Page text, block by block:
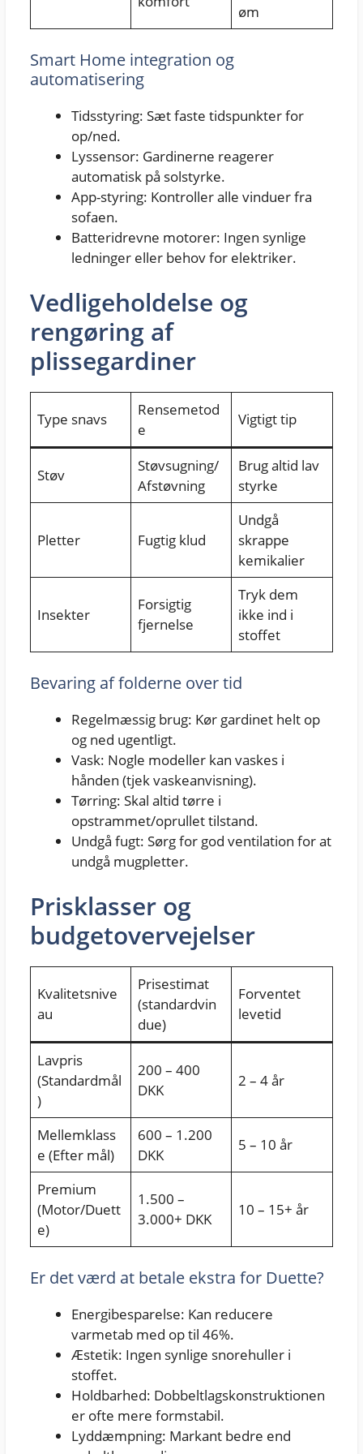
øm
Smart Home integration og
automatisering
Tidsstyring: Sæt faste tidspunkter for
op/ned.
Lyssensor: Gardinerne reagerer
automatisk på solstyrke.
App-styring: Kontroller alle vinduer fra
sofaen.
Batteridrevne motorer: Ingen synlige
ledninger eller behov for elektriker.
Vedligeholdelse og
rengøring af
plissegardiner
Type snavs
Rensemetod
e
Vigtigt tip
Støv
Støvsugning/
Afstøvning
Brug altid lav
styrke
Pletter Fugtig klud
Undgå
skrappe
kemikalier
Insekter
Forsigtig
fjernelse
Tryk dem
ikke ind i
stoffet
Bevaring af folderne over tid
Regelmæssig brug: Kør gardinet helt op
og ned ugentligt.
Vask: Nogle modeller kan vaskes i
hånden (tjek vaskeanvisning).
Tørring: Skal altid tørre i
opstrammet/oprullet tilstand.
Undgå fugt: Sørg for god ventilation for at
undgå mugpletter.
Prisklasser og
budgetovervejelser
Kvalitetsnive
au
Prisestimat
(standardvin
due)
Forventet
levetid
Lavpris
(Standardmål
)
200 – 400
DKK
2 – 4 år
Mellemklass
e (Efter mål)
600 – 1.200
DKK
5 – 10 år
Premium
(Motor/Duett
e)
1.500 –
3.000+ DKK
10 – 15+ år
Er det værd at betale ekstra for Duette?
Energibesparelse: Kan reducere
varmetab med op til 46%.
Æstetik: Ingen synlige snorehuller i
stoffet.
Holdbarhed: Dobbeltlagskonstruktionen
er ofte mere formstabil.
Lyddæmpning: Markant bedre end